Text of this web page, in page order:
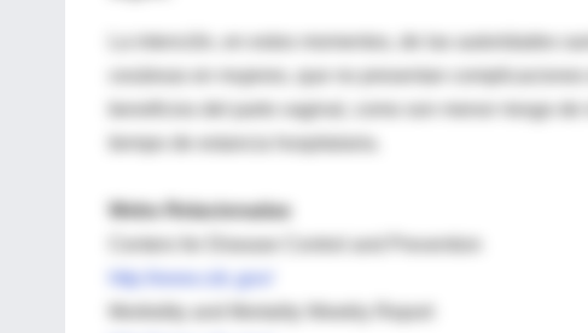
beneficios del parto vaginal, como son menor riesgo
tiempo de estancia hospitalaria.
Webs Relacionadas
http://www.cdc.gov/